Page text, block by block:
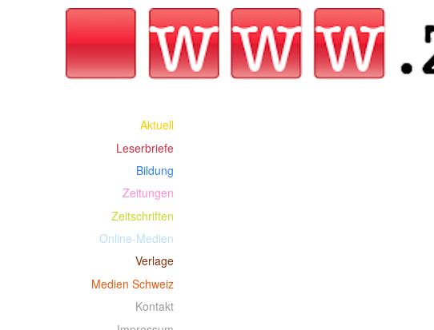
Aktuell
Leserbriefe
Bildung
Zeitungen
Zeitschriften
Online-Medien
Verlage
Medien Schweiz
Kontakt